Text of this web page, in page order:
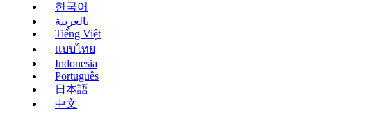
한국어
بالعربية
Tiếng Việt
แบบไทย
Indonesia
Português
日本語
中文